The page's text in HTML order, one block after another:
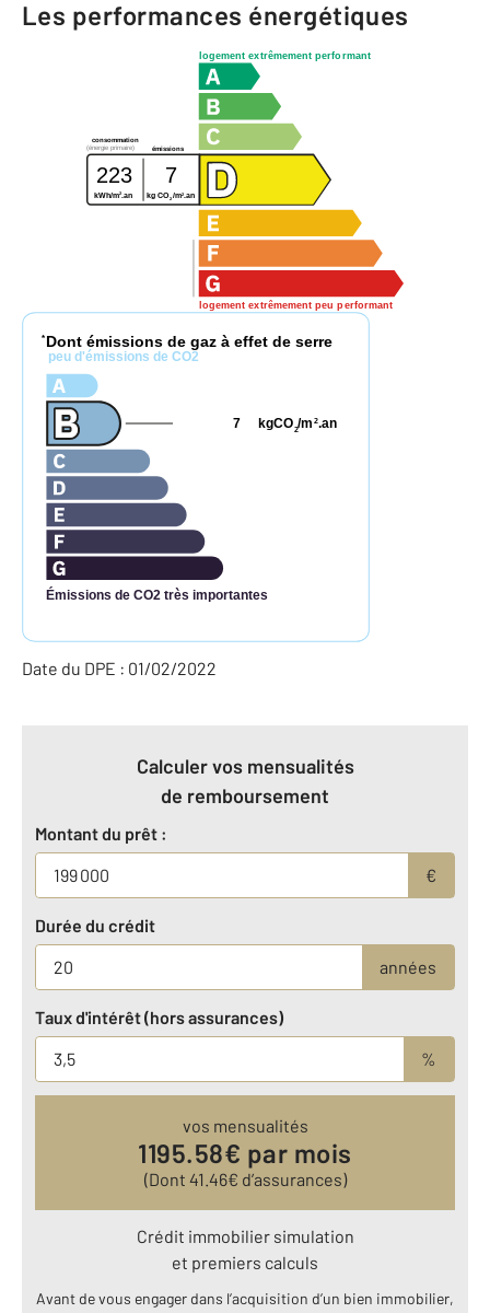
Les performances énergétiques
logement extrêmement performant
logement extrêmement peu performant
consommation
émissions
(énergie primaire)
223 7
kWh/m2.an kg CO2 /m2 .an
* Dont émissions de gaz à effet de serre
peu d'émissions de CO2
Émissions de CO2 très importantes
kgCO2/m 2.an
7
Date du DPE : 01/02/2022
Calculer vos mensualités
de remboursement
Montant du prêt :
€
Durée du crédit
années
Taux d'intérêt (hors assurances)
%
vos mensualités
1195.58€ par mois
(Dont 41.46€ d’assurances)
Crédit immobilier simulation
et premiers calculs
Avant de vous engager dans l’acquisition d’un bien immobilier,